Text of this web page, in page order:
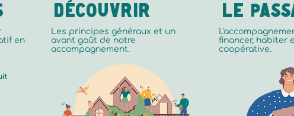
en
découvrir
Les principes généraux et un
avant goût de notre
accompagnement.
LE
financer, habiter
coopérative.